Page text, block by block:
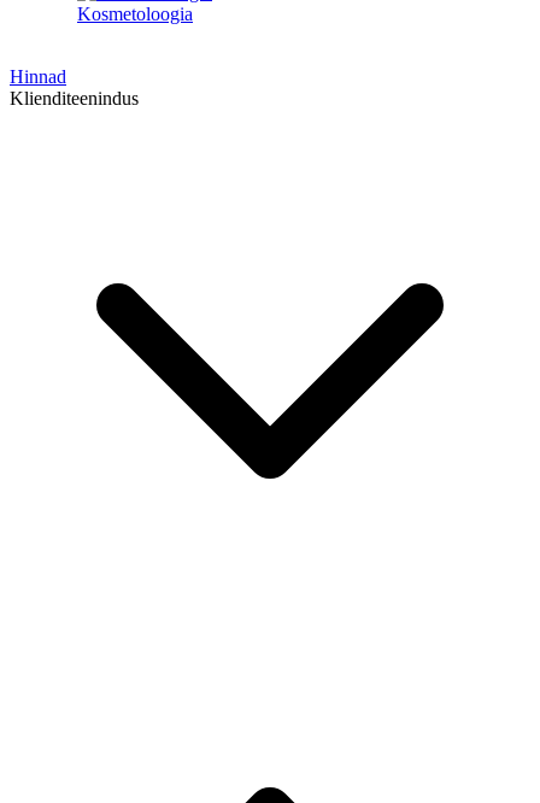
Kosmetoloogia
Hinnad
Klienditeenindus